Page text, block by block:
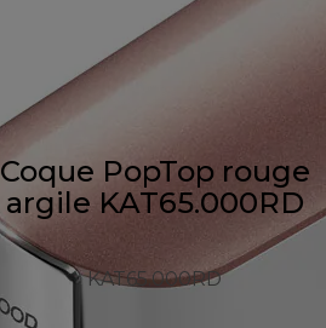
Coque PopTop rouge
argile KAT65.000RD
KAT65.000RD